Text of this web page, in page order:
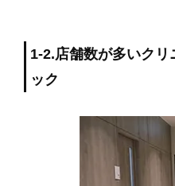
1-2.店舗数が多いク
ック